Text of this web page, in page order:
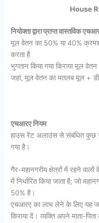
House
नियोक्ता द्वारा प्राप्त वास्तविक
मूल वेतन का 50% या 40%
करता है
भुगतान किया गया किराया मूल
जहां, मूल वेतन का मतलब मूल +
एचआरए नियम
हाउस रेंट अलाउंस से संबंधित कुछ
गया है।
गैर-महानगरीय क्षेत्रों में रहने
में निर्धारित किया जाता है; जो
50% है।
एचआरए का लाभ लेने के लिए यह
किराया दें। व्यक्ति अपने माता-